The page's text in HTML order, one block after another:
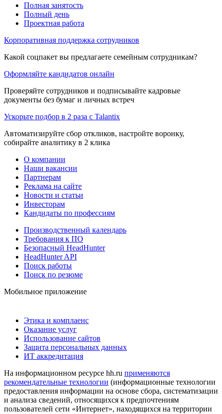
Полная занятость
Полный день
Проектная работа
Корпоративная поддержка сотрудников
Какой соцпакет вы предлагаете семейным сотрудникам?
Оформляйте кандидатов онлайн
Проверяйте сотрудников и подписывайте кадровые
документы без бумаг и личных встреч
Ускорьте подбор в 2 раза с Talantix
Автоматизируйте сбор откликов, настройте воронку,
собирайте аналитику в 2 клика
О компании
Наши вакансии
Партнерам
Реклама на сайте
Новости и статьи
Инвесторам
Кандидаты по профессиям
Производственный календарь
Требования к ПО
Безопасный HeadHunter
HeadHunter API
Поиск работы
Поиск по резюме
Мобильное приложение
Этика и комплаенс
Оказание услуг
Использование сайтов
Защита персональных данных
ИТ аккредитация
На информационном ресурсе hh.ru применяются
рекомендательные технологии (информационные технологии
предоставления информации на основе сбора, систематизации
и анализа сведений, относящихся к предпочтениям
пользователей сети «Интернет», находящихся на территории